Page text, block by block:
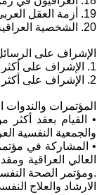
19. أزمة العقل العربي المعاصر.
20. الشخصية العراقية من السومرية الى الطائفية.
الإشراف على
1. الإشراف على أكثر من ستين رسالة ماجستير في كليات : الآداب والتربية والهندسة والفنون الجميلة .
2. الإشراف على أكثر من اربعين أطروحة دكتوراه في علم النفس والاجتماع والإعلام والفنون الجميلة.
المؤتمرات والندوات
• القيام بعقد
والجمعية النفسية
الارشاد والعلاج